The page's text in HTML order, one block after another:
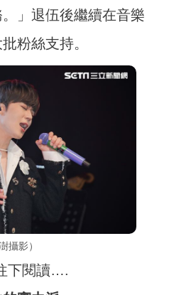
」退伍後繼續在音樂
粉絲支持。
攝影）
下閱讀….